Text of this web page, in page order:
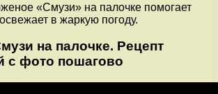
«Смузи» на палочке помогает
в жаркую погоду.
на палочке. Рецепт
с фото пошагово